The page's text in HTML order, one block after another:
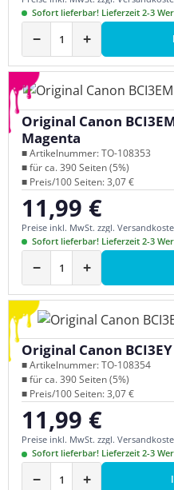
Sofort lieferbar! Lieferzeit 2-3
− +
Original Canon
Magenta
■ Artikelnummer: TO-108353
■ für ca. 390 Seiten (5%)
■ Preis/100 Seiten: 3,07 €
Regulärer Preis:
11,99 €
Preise inkl. MwSt. zzgl.
Sofort lieferbar! Lieferzeit 2-3
− +
Original Canon
■ Artikelnummer: TO-108354
■ für ca. 390 Seiten (5%)
■ Preis/100 Seiten: 3,07 €
Regulärer Preis:
11,99 €
Preise inkl. MwSt. zzgl.
Sofort lieferbar! Lieferzeit 2-3
− +